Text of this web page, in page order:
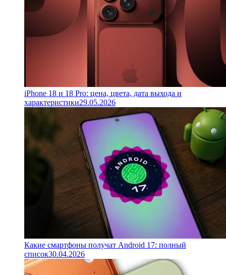
iPhone 18 и 18 Pro: цена, цвета, дата выхода и
характеристики29.05.2026
Какие смартфоны получат Android 17: полный
список30.04.2026